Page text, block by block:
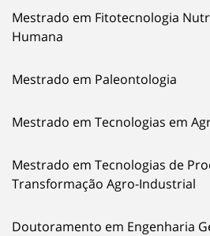
Mestrado em Fitotecnologia
Humana
Mestrado em Paleontologia
Mestrado em Tecnologias em
Mestrado em Tecnologias de
Transformação Agro-Industrial
Doutoramento em Engenharia